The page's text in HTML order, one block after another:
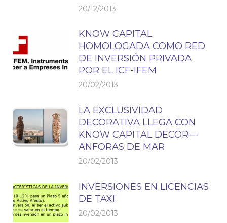
20/12/2013
KNOW CAPITAL
HOMOLOGADA COMO RED
DE INVERSIÓN PRIVADA
POR EL ICF-IFEM
20/02/2013
LA EXCLUSIVIDAD
DECORATIVA LLEGA CON
KNOW CAPITAL DECOR—
ANFORAS DE MAR
20/02/2013
INVERSIONES EN LICENCIAS
DE TAXI
20/02/2013